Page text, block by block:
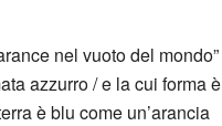
nel vuoto del mondo”
azzurro / e la cui forma è
è blu come un’arancia